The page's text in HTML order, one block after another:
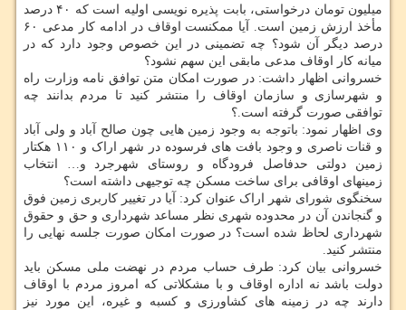
میلیون تومان درخواستی، بابت پذیره نویسی اولیه است که ۴۰ درصد
مأخذ ارزش زمین است. آیا ممکنست اوقاف در ادامه کار مدعی ۶۰
درصد دیگر آن شود؟ چه تضمینی در این خصوص وجود دارد که در
میانه کار اوقاف مدعی مابقی این سهم نشود؟
خسروانی اظهار داشت: در صورت امکان متن توافق نامه وزارت راه
و شهرسازی و سازمان اوقاف را منتشر کنید تا مردم بدانند چه
توافقی صورت گرفته است.؟
وی اظهار نمود: باتوجه به وجود زمین هایی چون صالح آباد و ولی آباد
و قنات ناصری و وجود بافت های فرسوده در شهر اراک و ۱۱۰ هکتار
زمین دولتی حدفاصل فرودگاه و روستای شهرجرد و… انتخاب
زمینهای اوقافی برای ساخت مسکن چه توجیهی داشته است؟
سخنگوی شورای شهر اراک عنوان کرد: آیا در تغییر کاربری زمین فوق
و گنجاندن آن در محدوده شهری نظر مساعد شهرداری و حق و حقوق
شهرداری لحاظ شده است؟ در صورت امکان صورت جلسه نهایی را
منتشر کنید.
خسروانی بیان کرد: طرف حساب مردم در نهضت ملی مسکن باید
دولت باشد نه اداره اوقاف و با مشکلاتی که امروز مردم با اوقاف
دارند چه در زمینه های کشاورزی و کسبه و غیره، این مورد نیز